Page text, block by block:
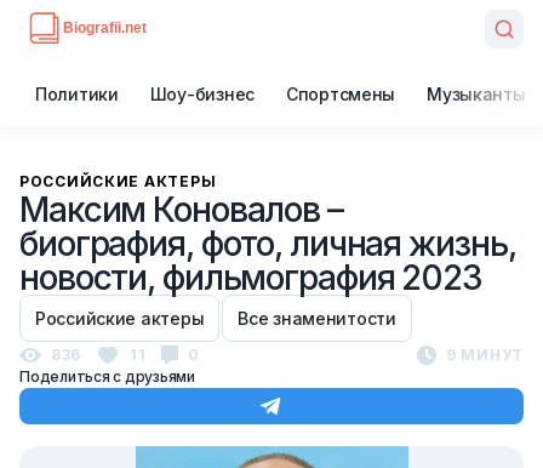
Политики Шоу-бизнес Спортсмены Музыканты
РОССИЙСКИЕ АКТЕРЫ
Максим Коновалов –
биография, фото, личная жизнь,
новости, фильмография 2023
Российские актеры Все знаменитости
836 11 0
9 МИНУТ
Поделиться с друзьями